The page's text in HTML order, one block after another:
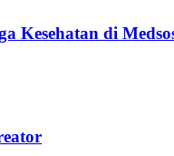
Kesehatan di